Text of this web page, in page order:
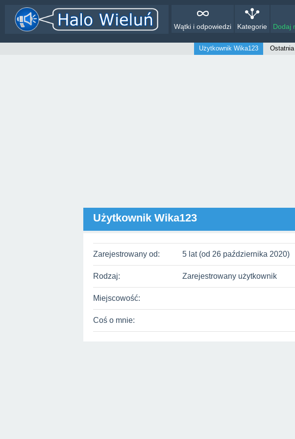
Wątki i odpowiedzi Kategorie Dodaj
Użytkownik Wika123
Użytkownik Wika123
Zarejestrowany od: 5 lat (od 26 października 2020)
Rodzaj: Zarejestrowany użytkownik
Miejscowość:
Coś o mnie: